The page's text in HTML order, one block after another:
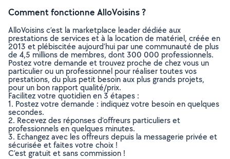
Comment fonctionne AlloVoisins ?
AlloVoisins c’est la marketplace leader dédiée aux
prestations de services et à la location de matériel, créée en
2013 et plébiscitée aujourd’hui par une communauté de plus
de 4,5 millions de membres, dont 300 000 professionnels.
Postez votre demande et trouvez proche de chez vous un
particulier ou un professionnel pour réaliser toutes vos
prestations, du plus petit besoin aux plus grands projets,
pour un bon rapport qualité/prix.
Facilitez votre quotidien en 3 étapes :
1. Postez votre demande : indiquez votre besoin en quelques
secondes.
2. Recevez des réponses d’offreurs particuliers et
professionnels en quelques minutes.
3. Echangez avec les offreurs depuis la messagerie privée et
sécurisée et faites votre choix !
C’est gratuit et sans commission !